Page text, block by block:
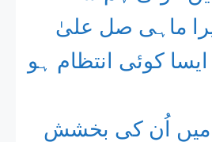
ماہی صل علیٰ
کوئی انتظام ہو
میں اُن کی بخشش